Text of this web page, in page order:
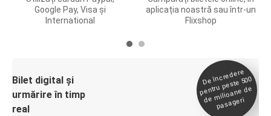
Google Pay, Visa și
International
aplicația noastră sau într-un
Flixshop
Bilet digital și
urmărire în timp
real
De încredere
pentru peste 500
de
milioane de
pasageri